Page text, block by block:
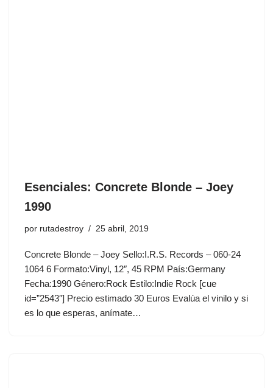
Esenciales: Concrete Blonde ‎– Joey
1990
por rutadestroy 25 abril, 2019
Concrete Blonde ‎– Joey Sello:I.R.S. Records ‎– 060-24
1064 6 Formato:Vinyl, 12″, 45 RPM País:Germany
Fecha:1990 Género:Rock Estilo:Indie Rock [cue
id=”2543″] Precio estimado 30 Euros Evalúa el vinilo y si
es lo que esperas, anímate…